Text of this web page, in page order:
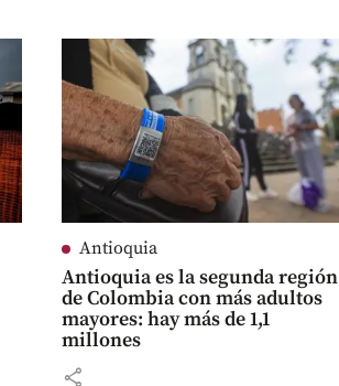
Antioquia
Antioquia es la segunda región
de Colombia con más adultos
mayores: hay más de 1,1
millones
share